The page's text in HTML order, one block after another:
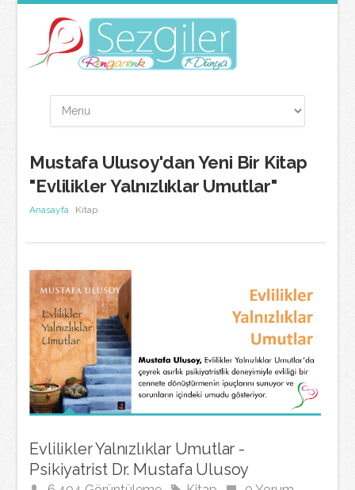
Mustafa Ulusoy'dan Yeni Bir Kitap
"Evlilikler Yalnızlıklar Umutlar"
Anasayfa Kitap
Evlilikler Yalnızlıklar Umutlar -
Psikiyatrist Dr. Mustafa Ulusoy